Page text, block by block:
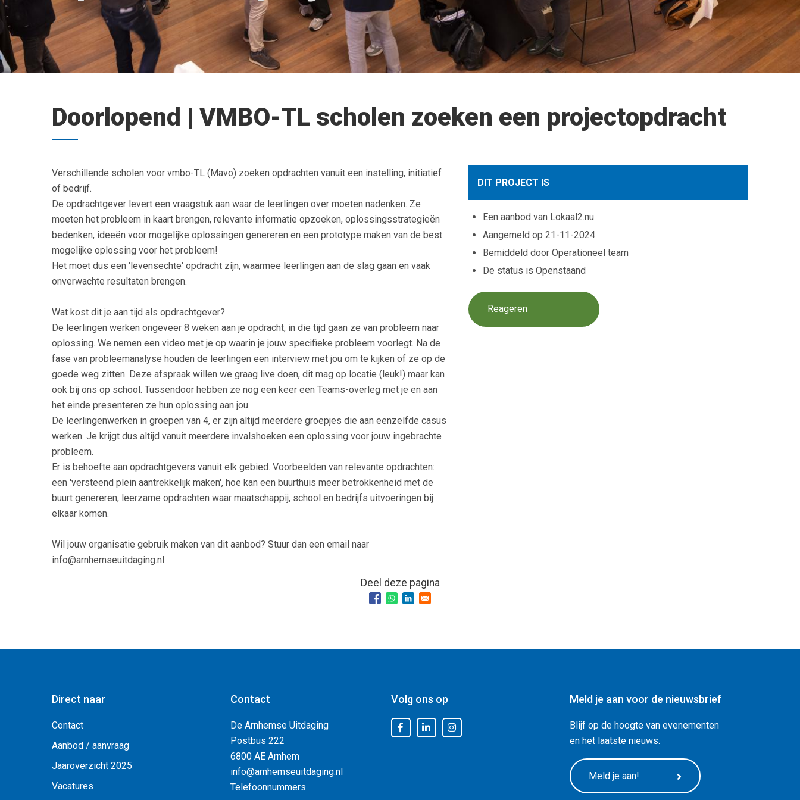
Doorlopend | VMBO-TL scholen zoeken een projectopdracht
DIT PROJECT IS
Een aanbod van Lokaal2.nu
Aangemeld op 21-11-2024
Bemiddeld door Operationeel team
De status is Openstaand
Reageren
Verschillende scholen voor vmbo-TL (Mavo) zoeken opdrachten vanuit een instelling, initiatief
of bedrijf.
De opdrachtgever levert een vraagstuk aan waar de leerlingen over moeten nadenken. Ze
moeten het probleem in kaart brengen, relevante informatie opzoeken, oplossingsstrategieën
bedenken, ideeën voor mogelijke oplossingen genereren en een prototype maken van de best
mogelijke oplossing voor het probleem!
Het moet dus een 'levensechte' opdracht zijn, waarmee leerlingen aan de slag gaan en vaak
onverwachte resultaten brengen.
Wat kost dit je aan tijd als opdrachtgever?
De leerlingen werken ongeveer 8 weken aan je opdracht, in die tijd gaan ze van probleem naar
oplossing. We nemen een video met je op waarin je jouw specifieke probleem voorlegt. Na de
fase van probleemanalyse houden de leerlingen een interview met jou om te kijken of ze op de
goede weg zitten. Deze afspraak willen we graag live doen, dit mag op locatie (leuk!) maar kan
ook bij ons op school. Tussendoor hebben ze nog een keer een Teams-overleg met je en aan
het einde presenteren ze hun oplossing aan jou.
De leerlingenwerken in groepen van 4, er zijn altijd meerdere groepjes die aan eenzelfde casus
werken. Je krijgt dus altijd vanuit meerdere invalshoeken een oplossing voor jouw ingebrachte
probleem.
Er is behoefte aan opdrachtgevers vanuit elk gebied. Voorbeelden van relevante opdrachten:
een 'versteend plein aantrekkelijk maken', hoe kan een buurthuis meer betrokkenheid met de
buurt genereren, leerzame opdrachten waar maatschappij, school en bedrijfs uitvoeringen bij
elkaar komen.
Wil jouw organisatie gebruik maken van dit aanbod? Stuur dan een email naar
info@arnhemseuitdaging.nl
Deel deze pagina
Direct naar
Contact
Aanbod / aanvraag
Jaaroverzicht 2025
Vacatures
Contact
De Arnhemse Uitdaging
Postbus 222
6800 AE Arnhem
info@arnhemseuitdaging.nl
Telefoonnummers
Volg ons op Meld je aan voor de nieuwsbrief
Blijf op de hoogte van evenementen
en het laatste nieuws.
Meld je aan!